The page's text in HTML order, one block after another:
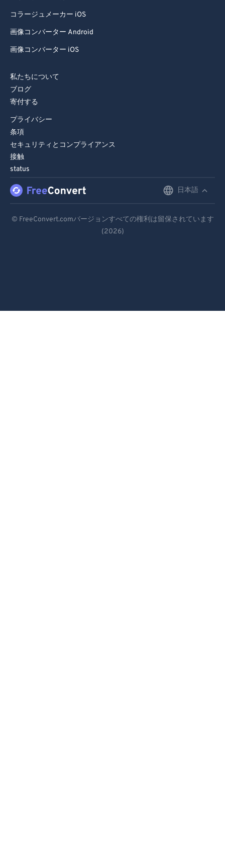
コラージュメーカー iOS
画像コンバーター Android
画像コンバーター iOS
私たちについて
ブログ
寄付する
プライバシー
条項
セキュリティとコンプライアンス
接触
status
日本語
Español
© FreeConvert.comバージョンすべての権利は留保されています
(2026)